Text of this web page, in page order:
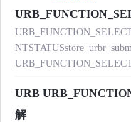
URB
解